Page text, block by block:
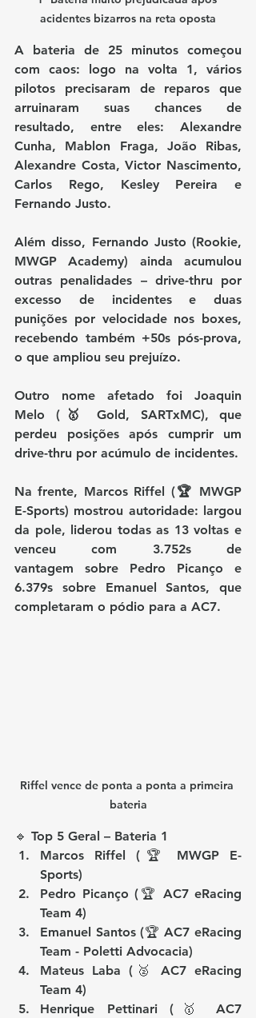
acidentes bizarros na reta oposta
A bateria de 25 minutos começou
com caos: logo na volta 1, vários
pilotos precisaram de reparos que
arruinaram suas chances de
resultado, entre eles: Alexandre
Cunha, Mablon Fraga, João Ribas,
Alexandre Costa, Victor Nascimento,
Carlos Rego, Kesley Pereira e
Fernando Justo.
Além disso, Fernando Justo (Rookie,
MWGP Academy) ainda acumulou
outras penalidades – drive-thru por
excesso de incidentes e duas
punições por velocidade nos boxes,
recebendo também +50s pós-prova,
o que ampliou seu prejuízo.
Outro nome afetado foi Joaquin
Melo (🥇 Gold, SARTxMC), que
drive-thru por acúmulo de incidentes.
Na frente, Marcos Riffel (🏆 MWGP
E-Sports) mostrou autoridade: largou
da pole, liderou todas as 13 voltas e
venceu com 3.752s de
vantagem
6.379s sobre Emanuel Santos, que
completaram o pódio para a AC7.
Riffel vence de ponta a ponta a primeira
bateria
🔹 Top 5 Geral – Bateria 1
Marcos Riffel (🏆 MWGP E-
Sports)
Pedro Picanço (🏆 AC7 eRacing
Team 4)
Emanuel Santos (🏆 AC7 eRacing
Team - Poletti Advocacia)
Mateus Laba (🥈 AC7 eRacing
Team 4)
Henrique Pettinari (🥇 AC7